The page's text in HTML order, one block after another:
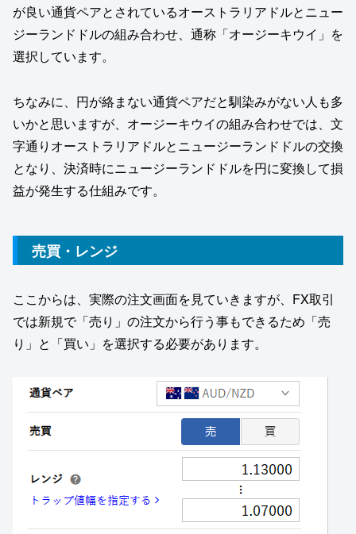
が良い通貨ペアとされているオーストラリアドルとニュー
ジーランドドルの組み合わせ、通称「オージーキウイ」を
選択しています。
ちなみに、円が絡まない通貨ペアだと馴染みがない人も多
いかと思いますが、オージーキウイの組み合わせでは、文
字通りオーストラリアドルとニュージーランドドルの交換
となり、決済時にニュージーランドドルを円に変換して損
益が発生する仕組みです。
売買・レンジ
ここからは、実際の注文画面を見ていきますが、FX取引
では新規で「売り」の注文から行う事もできるため「売
り」と「買い」を選択する必要があります。